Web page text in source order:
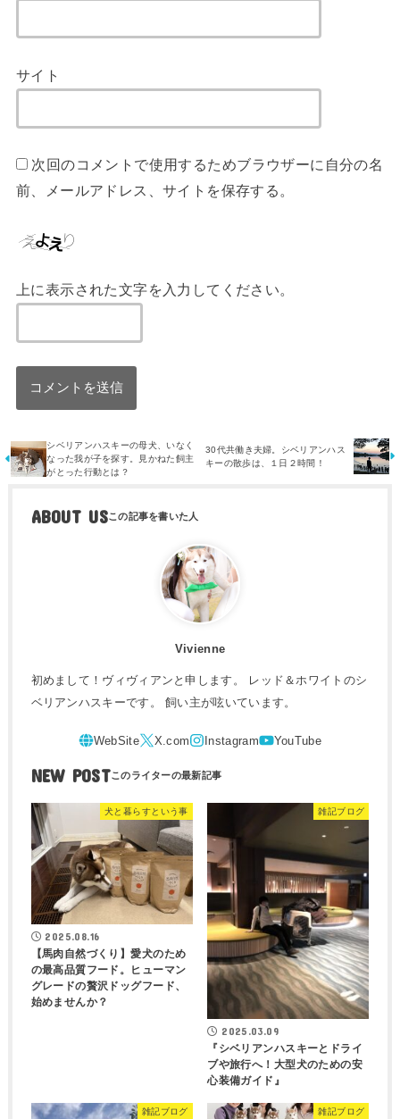
サイト
次回のコメントで使用するためブラウザーに自分の名
前、メールアドレス、サイトを保存する。
上に表示された文字を入力してください。
シベリアンハスキーの母犬、いなく
なった我が子を探す。見かねた飼主
がとった行動とは？
30代共働き夫婦。シベリアンハス
キーの散歩は、１日２時間！
ABOUT US
Vivienne
初めまして！ヴィヴィアンと申します。 レッド＆ホワイトのシ
ベリアンハスキーです。 飼い主が呟いています。
NEW POST
犬と暮らすという事
2025.08.16
【馬肉自然づくり】愛犬のため
の最高品質フード。ヒューマン
グレードの贅沢ドッグフード、
始めませんか？
雑記ブログ
2025.03.09
『シベリアンハスキーとドライ
ブや旅行へ！大型犬のための安
心装備ガイド』
雑記ブログ 雑記ブログ